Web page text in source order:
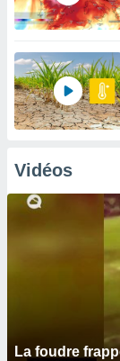
Vidéos
La foudre